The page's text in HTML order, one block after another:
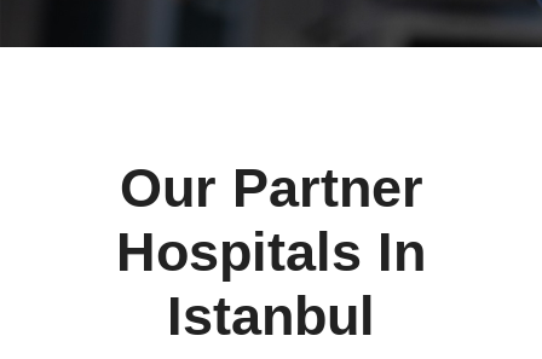
Our Partner
Hospitals In
Istanbul